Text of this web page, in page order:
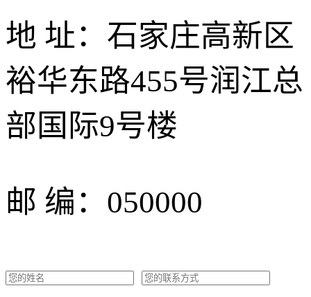
地 址：石家庄高新区
裕华东路455号润江总
部国际9号楼
邮 编：050000